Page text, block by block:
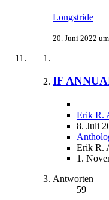
Longstride
20. Juni 2022
IF
Erik R.
8. Juli
Erik R.
1.
Antworten
59